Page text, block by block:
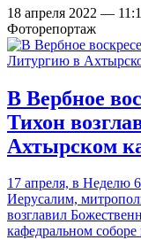
18 апреля 2022 —
Фоторепортаж
В Вербное
Тихон
Ахтырском
17 апреля, в Неделю
Иерусалим,
возглавил
кафедральном